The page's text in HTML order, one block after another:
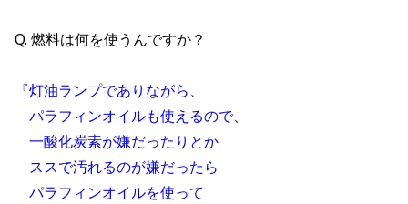
Q. 燃料は何を使うんですか？
『灯油ランプでありながら、
パラフィンオイルも使えるので、
一酸化炭素が嫌だったりとか
ススで汚れるのが嫌だったら
パラフィンオイルを使って